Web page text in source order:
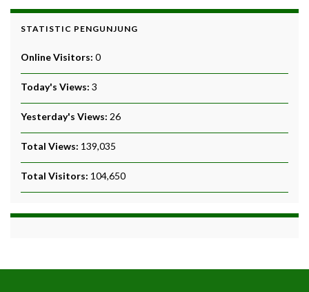
STATISTIC PENGUNJUNG
Online Visitors: 0
Today's Views: 3
Yesterday's Views: 26
Total Views: 139,035
Total Visitors: 104,650